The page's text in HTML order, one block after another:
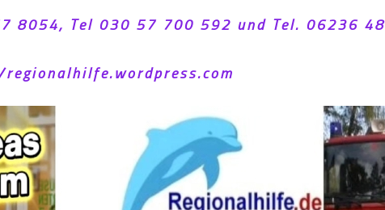
8054, Tel 030 57 700 592 und Tel. 06236